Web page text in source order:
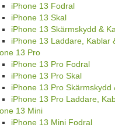
iPhone 13 Fodral
iPhone 13 Skal
iPhone 13 Skärmskydd &
iPhone 13 Laddare, Kablar
13 Pro
iPhone 13 Pro Fodral
iPhone 13 Pro Skal
iPhone 13 Pro Skärmskydd
iPhone 13 Pro Laddare,
13 Mini
iPhone 13 Mini Fodral